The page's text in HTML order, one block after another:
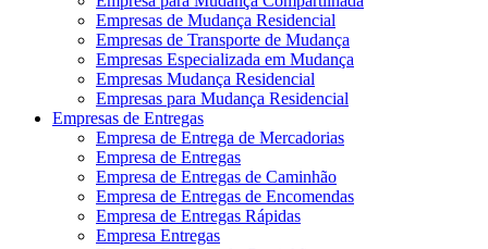
Empresas de Mudança Residencial
Empresas de Transporte de Mudança
Empresas Especializada em Mudança
Empresas Mudança Residencial
Empresas para Mudança Residencial
Empresas de Entregas
Empresa de Entrega de Mercadorias
Empresa de Entregas
Empresa de Entregas de Caminhão
Empresa de Entregas de Encomendas
Empresa de Entregas Rápidas
Empresa Entregas